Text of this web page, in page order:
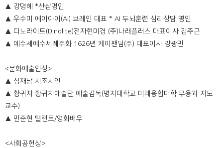
▲ 강명혜 *산삼명인
▲ 우수미 에이아이(AI) 브레인 대표 * AI 두뇌훈련 심리상담 명인
▲ 디노라이트(Dinolite)전자현미경 (주)나래플러스 대표이사 김주근
▲ 예수세예수세례주화 1626년 케이팬덤(주) 대표이사 강광민
<문화예술인상>
▲ 심재남 시조시인
▲ 황귀자 황귀자예술단 예술감독(명지대학교 미래융합대학 무용과 지도
교수)
▲ 민준현 탤런트/영화배우
<사회공헌상>